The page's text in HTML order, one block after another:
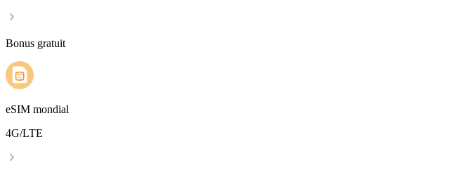
Bonus gratuit
eSIM mondial
4G/LTE